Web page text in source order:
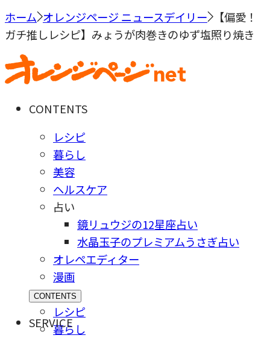
ホーム オレンジページ ニュースデイリー
【偏愛！
ガチ推しレシピ】みょうが肉巻きのゆず塩照り焼き
CONTENTS
レシピ
暮らし
美容
ヘルスケア
占い
鏡リュウジの12星座占い
水晶玉子のプレミアムうさぎ占い
オレペエディター
漫画
CONTENTS
レシピ
暮らし
SERVICE